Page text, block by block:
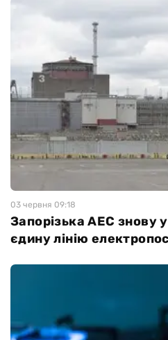
03 червня 09:18
Запорізька АЕС знову
єдину лінію